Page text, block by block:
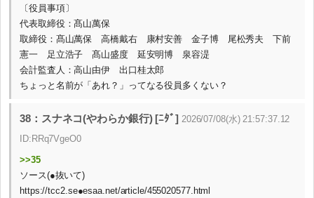
〔役員事項〕
代表取締役：髙山萬保
取締役：髙山萬保 高橋戴右 康村安善 金子博 尾松秀夫 下前
憲一 足立浩子 髙山盛度 延安明博 泉容湜
会計監査人：高山由伊 出口桂太郎
ちょっと名前が「あれ？」ってなる役員多くない？
38：スナネコ(やわらか銀行) [ﾆﾀﾞ] 2026/07/08(水) 21:57:37.12
ID:RRq7VgeO0
>>35
ソース(●抜いて)
https://tcc2.se●esaa.net/article/455020577.html